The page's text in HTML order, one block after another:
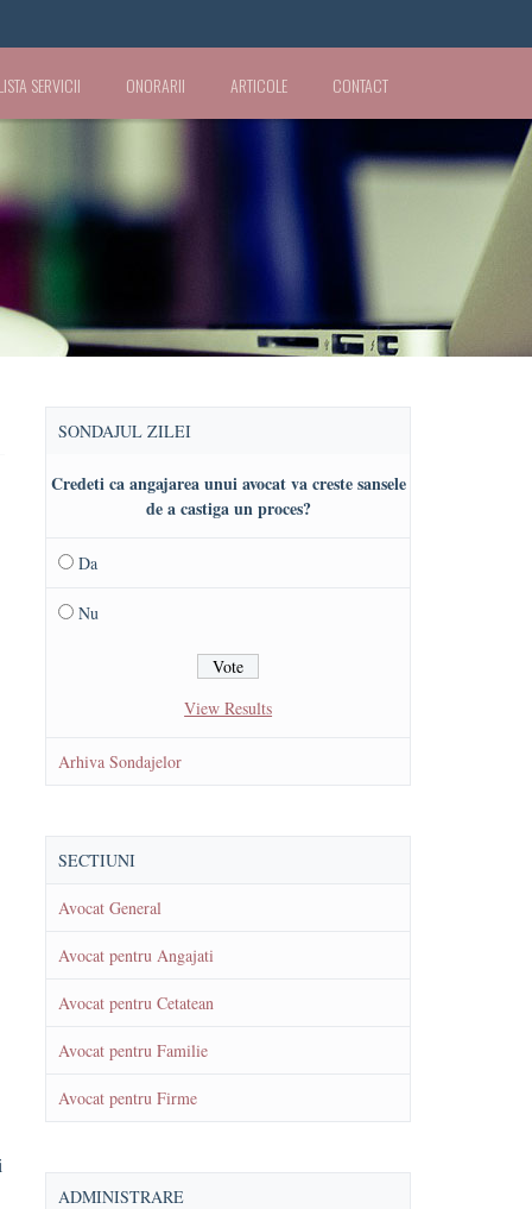
SERVICII ONORARII ARTICOLE CONTACT
SONDAJUL ZILEI
Credeti ca angajarea unui avocat va creste sansele
de a castiga un proces?
Da
Nu
View Results
Arhiva Sondajelor
SECTIUNI
Avocat General
Avocat pentru Angajati
Avocat pentru Cetatean
Avocat pentru Familie
Avocat pentru Firme
ADMINISTRARE